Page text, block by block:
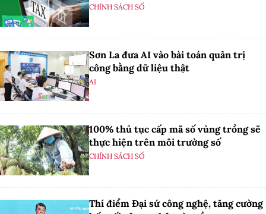
CHÍNH SÁCH SỐ
Sơn La đưa AI vào bài toán quản trị
công bằng dữ liệu thật
AI
100% thủ tục cấp mã số vùng trồng sẽ
thực hiện trên môi trường số
CHÍNH SÁCH SỐ
Thí điểm Đại sứ công nghệ, tăng cường